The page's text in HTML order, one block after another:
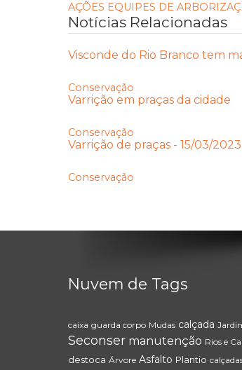
AÇÕES EQUIPES DE
Notícias Relacionadas
Visconde do Rio Branco tem
Conservação
Varrição em praças da cidade
Conservação
Varrição de praças - 15/03/2023
Conservação
Nuvem de Tags
caixa guarda corpo Mudas calçada
Seconser manutenção Rios e
destoca Árvore Asfalto Plantio